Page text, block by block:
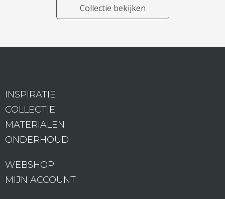
Collectie bekijken
INSPIRATIE
COLLECTIE
MATERIALEN
ONDERHOUD
WEBSHOP
MIJN ACCOUNT